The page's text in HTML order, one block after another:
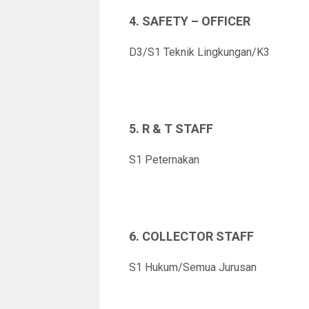
4. SAFETY – OFFICER
D3/S1 Teknik Lingkungan/K3
5. R & T STAFF
S1 Peternakan
6. COLLECTOR STAFF
S1 Hukum/Semua Jurusan